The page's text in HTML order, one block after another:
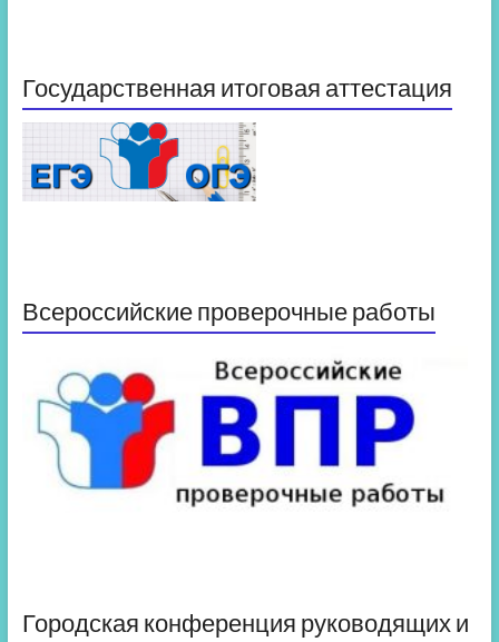
Государственная итоговая аттестация
Всероссийские проверочные работы
Городская конференция руководящих и